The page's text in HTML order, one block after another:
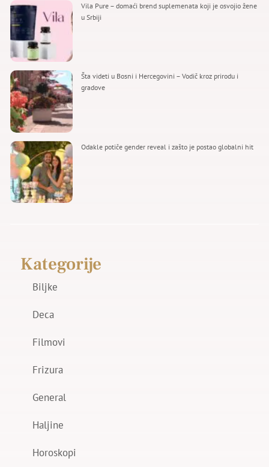
Vila Pure – domaći brend suplemenata koji je osvojio žene
u Srbiji
Šta videti u Bosni i Hercegovini – Vodič kroz prirodu i
gradove
Odakle potiče gender reveal i zašto je postao globalni hit
Kategorije
Biljke
Deca
Filmovi
Frizura
General
Haljine
Horoskopi